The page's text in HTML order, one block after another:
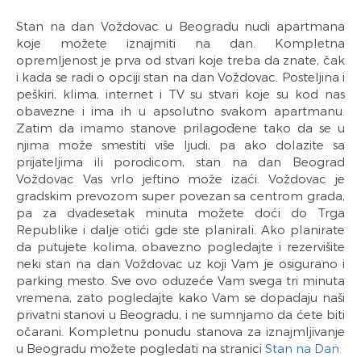
Stan na dan Voždovac u Beogradu nudi apartmana
koje možete iznajmiti na dan. Kompletna
opremljenost je prva od stvari koje treba da znate, čak
i kada se radi o opciji stan na dan Voždovac. Posteljina i
peškiri, klima, internet i TV su stvari koje su kod nas
obavezne i ima ih u apsolutno svakom apartmanu.
Zatim da imamo stanove prilagođene tako da se u
njima može smestiti više ljudi, pa ako dolazite sa
prijateljima ili porodicom, stan na dan Beograd
Voždovac Vas vrlo jeftino može izaći. Voždovac je
gradskim prevozom super povezan sa centrom grada,
pa za dvadesetak minuta možete doći do Trga
Republike i dalje otići gde ste planirali. Ako planirate
da putujete kolima, obavezno pogledajte i rezervišite
neki stan na dan Voždovac uz koji Vam je osigurano i
parking mesto. Sve ovo oduzeće Vam svega tri minuta
vremena, zato pogledajte kako Vam se dopadaju naši
privatni stanovi u Beogradu, i ne sumnjamo da ćete biti
očarani. Kompletnu ponudu stanova za iznajmljivanje
u Beogradu možete pogledati na stranici Stan na Dan.